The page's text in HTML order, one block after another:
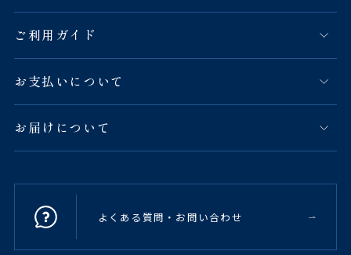
ご利用ガイド
お支払いについて
お届けについて
よくある質問・お問い合わせ